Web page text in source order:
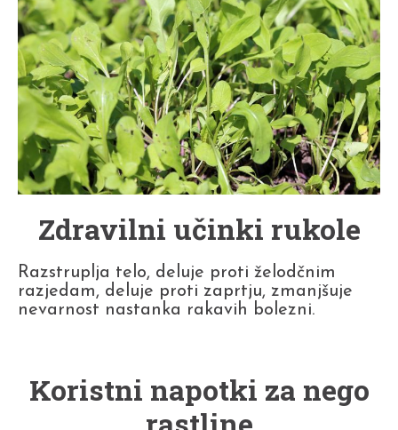
Zdravilni učinki rukole
Razstruplja telo, deluje proti želodčnim
razjedam, deluje proti zaprtju, zmanjšuje
nevarnost nastanka rakavih bolezni.
Koristni napotki za nego